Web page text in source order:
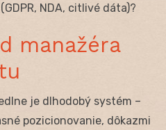
NDA, citlivé dáta)?
manažéra
je dlhodobý systém –
pozicionovanie, dôkazmi